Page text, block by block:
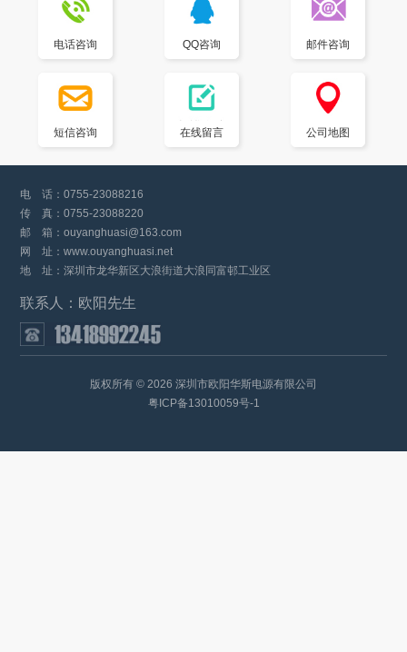
电话咨询 QQ咨询 邮件咨询
短信咨询 在线留言 公司地图
电 话：0755-23088216
传 真：0755-23088220
邮 箱：ouyanghuasi@163.com
网 址：www.ouyanghuasi.net
地 址：深圳市龙华新区大浪街道大浪同富邨工业区
联系人：欧阳先生
版权所有 © 2026 深圳市欧阳华斯电源有限公司
粤ICP备13010059号-1